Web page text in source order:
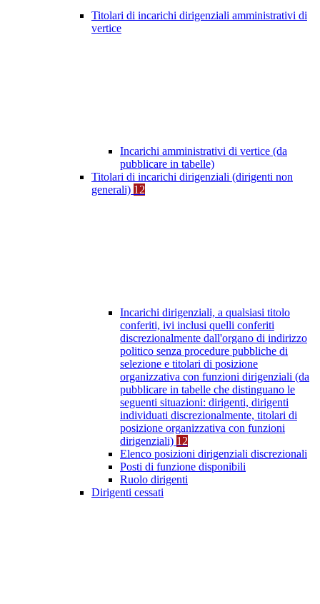
Titolari di incarichi dirigenziali amministrativi di
vertice
Incarichi amministrativi di vertice (da
pubblicare in tabelle)
Titolari di incarichi dirigenziali (dirigenti non
generali) 12
Incarichi dirigenziali, a qualsiasi titolo
conferiti, ivi inclusi quelli conferiti
discrezionalmente dall'organo di indirizzo
politico senza procedure pubbliche di
selezione e titolari di posizione
organizzativa con funzioni dirigenziali (da
pubblicare in tabelle che distinguano le
seguenti situazioni: dirigenti, dirigenti
individuati discrezionalmente, titolari di
posizione organizzativa con funzioni
dirigenziali) 12
Elenco posizioni dirigenziali discrezionali
Posti di funzione disponibili
Ruolo dirigenti
Dirigenti cessati